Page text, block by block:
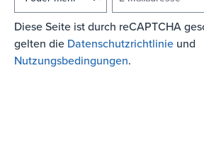
Diese Seite ist durch reCAPTCHA
gelten die Datenschutzrichtlinie und
Nutzungsbedingungen.